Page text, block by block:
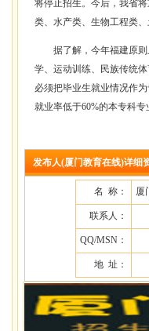
将停止招生。今后，我省
类、水产类、生物工程类、
据了解，今年福建原则
学、运动训练、民族传统
必须把毕业生就业情况作
就业率低于60%的本专科
发布人(厦门教育在线)详
名 称： 厦
联系人：
QQ/MSN：
地 址：